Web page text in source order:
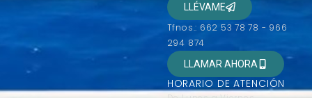
LLÉVAME
Tfnos.: 662 53 78 78 - 966
294 874
LLAMAR AHORA
HORARIO DE ATENCIÓN